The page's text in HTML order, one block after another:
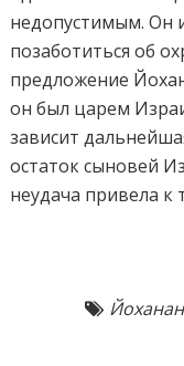
недопустимым. Он
позаботиться об
предложение
он был царем
зависит
остаток сыновей
неудача привела